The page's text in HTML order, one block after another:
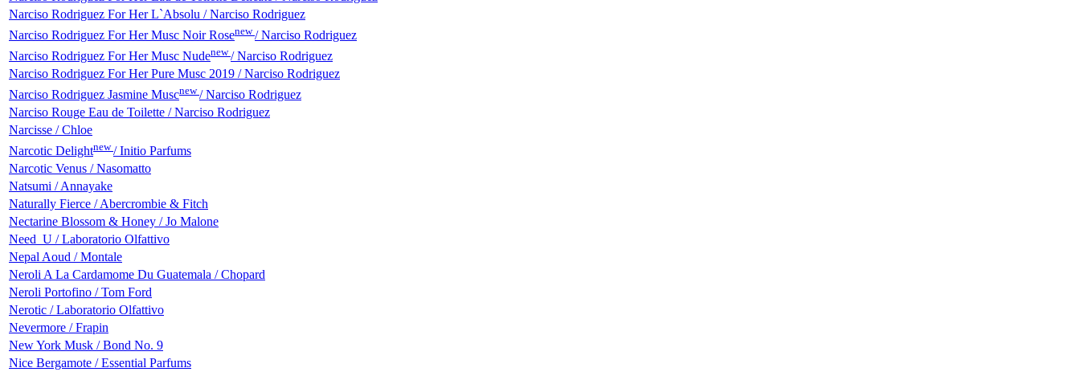
Narciso Rodriguez For Her L`Absolu / Narciso Rodriguez
Narciso Rodriguez For Her Musc Noir Rosenew/ Narciso Rodriguez
Narciso Rodriguez For Her Musc Nudenew/ Narciso Rodriguez
Narciso Rodriguez For Her Pure Musc 2019 / Narciso Rodriguez
Narciso Rodriguez Jasmine Muscnew/ Narciso Rodriguez
Narciso Rouge Eau de Toilette / Narciso Rodriguez
Narcisse / Chloe
Narcotic Delightnew/ Initio Parfums
Narcotic Venus / Nasomatto
Natsumi / Annayake
Naturally Fierce / Abercrombie & Fitch
Nectarine Blossom & Honey / Jo Malone
Need_U / Laboratorio Olfattivo
Nepal Aoud / Montale
Neroli A La Cardamome Du Guatemala / Chopard
Neroli Portofino / Tom Ford
Nerotic / Laboratorio Olfattivo
Nevermore / Frapin
New York Musk / Bond No. 9
Nice Bergamote / Essential Parfums